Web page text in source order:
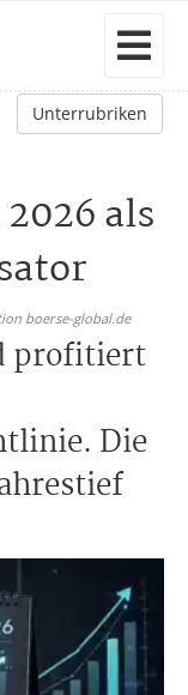
Unterrubriken
als
boerse-global.de
profitiert
Die